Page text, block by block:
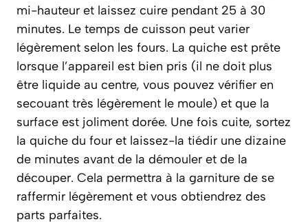
mi-hauteur et laissez cuire pendant 25 à 30
minutes. Le temps de cuisson peut varier
légèrement selon les fours. La quiche est prête
lorsque l’appareil est bien pris (il ne doit plus
être liquide au centre, vous pouvez vérifier en
secouant très légèrement le moule) et que la
surface est joliment dorée. Une fois cuite, sortez
la quiche du four et laissez-la tiédir une dizaine
de minutes avant de la démouler et de la
découper. Cela permettra à la garniture de se
raffermir légèrement et vous obtiendrez des
parts parfaites.